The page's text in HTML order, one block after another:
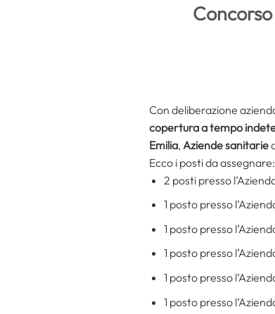
Con deliberazione
copertura a tempo
Emilia, Aziende sanitarie
Ecco i posti da assegnare:
2 posti presso
1 posto presso
1 posto presso
1 posto presso
1 posto presso
1 posto presso